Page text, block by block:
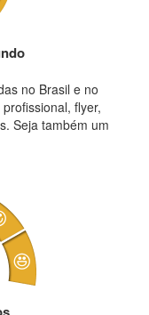
no Brasil e no
flyer,
Seja também um